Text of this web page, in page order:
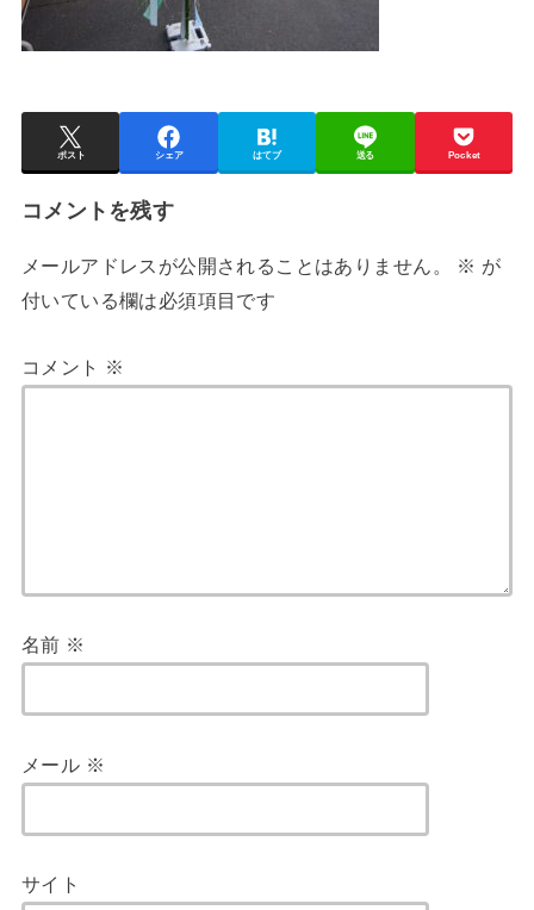
ポスト シェア はてブ 送る Pocket
コメントを残す
メールアドレスが公開されることはありません。 ※ が
付いている欄は必須項目です
コメント ※
名前 ※
メール ※
サイト